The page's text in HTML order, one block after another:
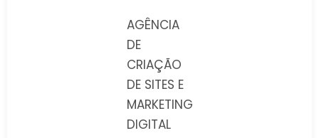
AGÊNCIA
DE
CRIAÇÃO
DE SITES E
MARKETING
DIGITAL